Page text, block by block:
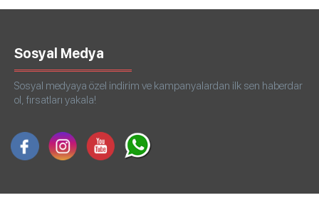
Sosyal Medya
Sosyal medyaya özel indirim ve kampanyalardan ilk sen haberdar
ol, fırsatları yakala!